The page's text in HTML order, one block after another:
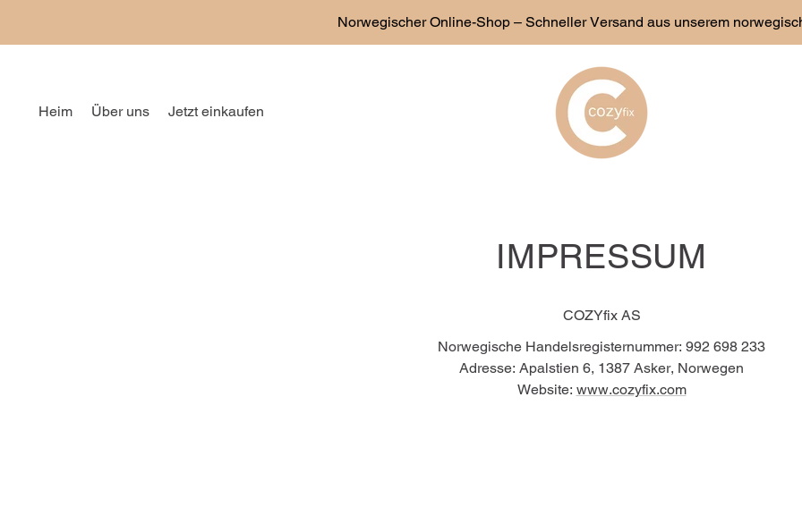
Norwegischer Online-Shop – Schneller Versand aus unserem
Heim Über uns Jetzt einkaufen
IMPRESSUM
COZYfix AS
Norwegische Handelsregisternummer: 992 698 233
Adresse: Apalstien 6, 1387 Asker, Norwegen
Website: www.cozyfix.com